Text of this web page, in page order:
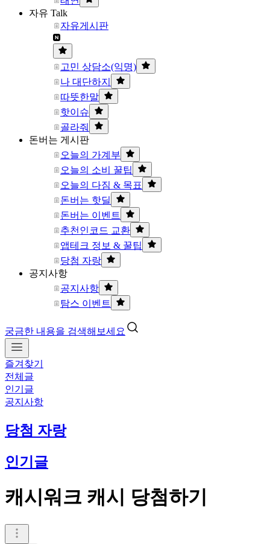
자유 Talk
자유게시판
고민 상담소(익명)
나 대단하지
따뜻한말
핫이슈
골라줘
돈버는 게시판
오늘의 가계부
오늘의 소비 꿀팁
오늘의 다짐 & 목표
돈버는 핫딜
돈버는 이벤트
추천인코드 교환
앱테크 정보 & 꿀팁
당첨 자랑
공지사항
공지사항
탐스 이벤트
궁금한 내용을 검색해보세요
즐겨찾기
전체글
인기글
공지사항
당첨 자랑
인기글
캐시워크 캐시 당첨하기